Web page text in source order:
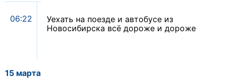
06:22
Уехать на поезде и автобусе из
Новосибирска всё дороже и дороже
15 марта